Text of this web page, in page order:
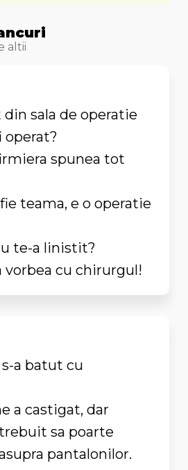
altii
sala de operatie
operat?
spunea tot
teama, e o operatie
te-a linistit?
vorbea cu chirurgul!
a batut cu
a castigat, dar
sa poarte
pantalonilor.